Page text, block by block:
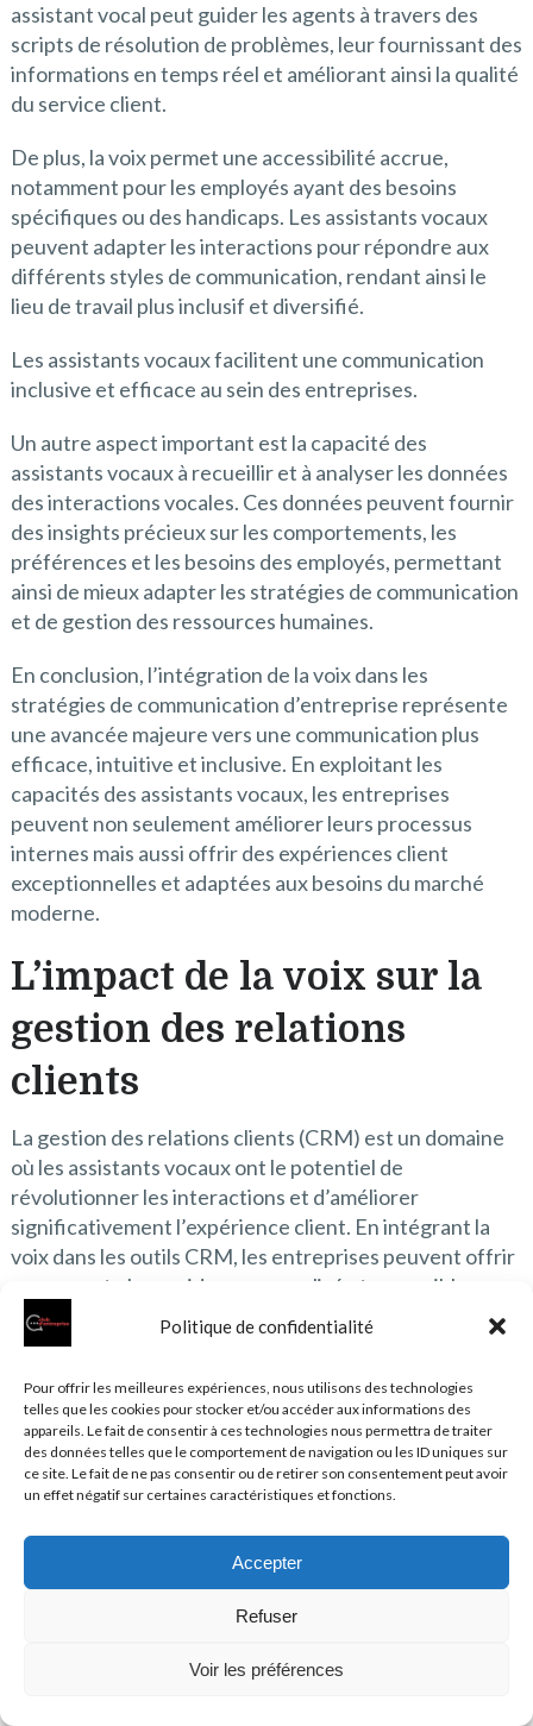
Politique de confidentialité
Pour offrir les meilleures expériences, nous utilisons des technologies
telles que les cookies pour stocker et/ou accéder aux informations des
appareils. Le fait de consentir à ces technologies nous permettra de traiter
des données telles que le comportement de navigation ou les ID uniques sur
ce site. Le fait de ne pas consentir ou de retirer son consentement peut avoir
un effet négatif sur certaines caractéristiques et fonctions.
Accepter
Refuser
Voir les préférences
assistant vocal peut guider les agents à travers des
scripts de résolution de problèmes, leur fournissant des
informations en temps réel et améliorant ainsi la qualité
du service client.
De plus, la voix permet une accessibilité accrue,
notamment pour les employés ayant des besoins
spécifiques ou des handicaps. Les assistants vocaux
peuvent adapter les interactions pour répondre aux
différents styles de communication, rendant ainsi le
lieu de travail plus inclusif et diversifié.
Les assistants vocaux facilitent une communication
inclusive et efficace au sein des entreprises.
Un autre aspect important est la capacité des
assistants vocaux à recueillir et à analyser les données
des interactions vocales. Ces données peuvent fournir
des insights précieux sur les comportements, les
préférences et les besoins des employés, permettant
ainsi de mieux adapter les stratégies de communication
et de gestion des ressources humaines.
En conclusion, l’intégration de la voix dans les
stratégies de communication d’entreprise représente
une avancée majeure vers une communication plus
efficace, intuitive et inclusive. En exploitant les
capacités des assistants vocaux, les entreprises
peuvent non seulement améliorer leurs processus
internes mais aussi offrir des expériences client
exceptionnelles et adaptées aux besoins du marché
moderne.
L’impact de la voix sur la
gestion des relations
clients
La gestion des relations clients (CRM) est un domaine
où les assistants vocaux ont le potentiel de
révolutionner les interactions et d’améliorer
significativement l’expérience client. En intégrant la
voix dans les outils CRM, les entreprises peuvent offrir
un support plus rapide, personnalisé et accessible,
renforçant ainsi la fidélité et la satisfaction de leurs
clients.
Avantages de l’utilisation de
la voix dans la gestion des
relations clients
Les assistants vocaux offrent plusieurs avantages dans
la gestion des relations clients :
des réponses instantanées aux demandes des